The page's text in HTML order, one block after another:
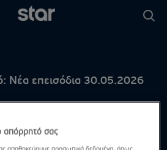
Νέα επεισόδια 30.05.2026
απόρρητό σας